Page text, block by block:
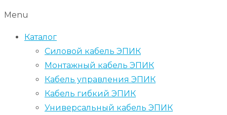
Menu
Каталог
Силовой кабель ЭПИК
Монтажный кабель ЭПИК
Кабель управления ЭПИК
Кабель гибкий ЭПИК
Универсальный кабель ЭПИК